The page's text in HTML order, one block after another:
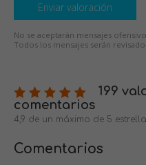
Enviar valoración
No se aceptarán mensajes
Todos los mensajes serán
199
comentarios
4,9 de un máximo de 5
Comentarios